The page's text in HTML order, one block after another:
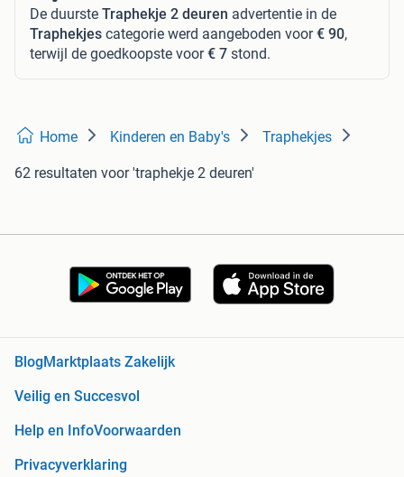
De duurste Traphekje 2 deuren advertentie in de
Traphekjes categorie werd aangeboden voor€ 90,
terwijl de goedkoopste voor€ 7 stond.
Home Kinderen en Baby's Traphekjes
62 resultaten voor 'traphekje 2 deuren'
Blog Marktplaats Zakelijk
Veilig en Succesvol
Help en InfoVoorwaarden
Privacyverklaring